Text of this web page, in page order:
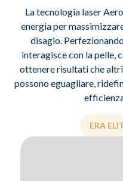
La tecnologia laser
energia per
disagio.
interagisce con la pelle,
ottenere risultati che
possono eguagliare,
ERA